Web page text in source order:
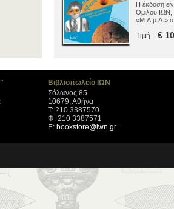
Η έκδοση
Ομίλου
«Μ.Α.μ.Α.»
Τιμή | €
Βιβλιοπωλείο ΙΩΝ
Σόλωνος 85
10679, Αθήνα
Τ: 210 3387570
Φ: 210 3387571
Ε: bookstore@iwn.gr